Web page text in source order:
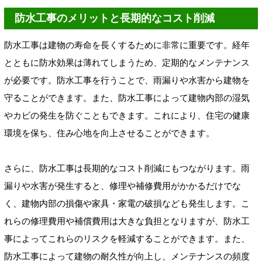
防水工事のメリットと長期的なコスト削減
防水工事は建物の寿命を長くするために非常に重要です。経年
とともに防水効果は薄れてしまうため、定期的なメンテナンス
が必要です。防水工事を行うことで、雨漏りや水害から建物を
守ることができます。また、防水工事によって建物内部の湿気
やカビの発生を防ぐこともできます。これにより、住宅の健康
環境を保ち、住み心地を向上させることができます。
さらに、防水工事は長期的なコスト削減にもつながります。雨
漏りや水害が発生すると、修理や補修費用がかかるだけでな
く、建物内部の損傷や家具・家電の破損なども発生します。こ
れらの修理費用や補償費用は大きな負担となりますが、防水工
事によってこれらのリスクを軽減することができます。また、
防水工事によって建物の耐久性が向上し、メンテナンスの頻度